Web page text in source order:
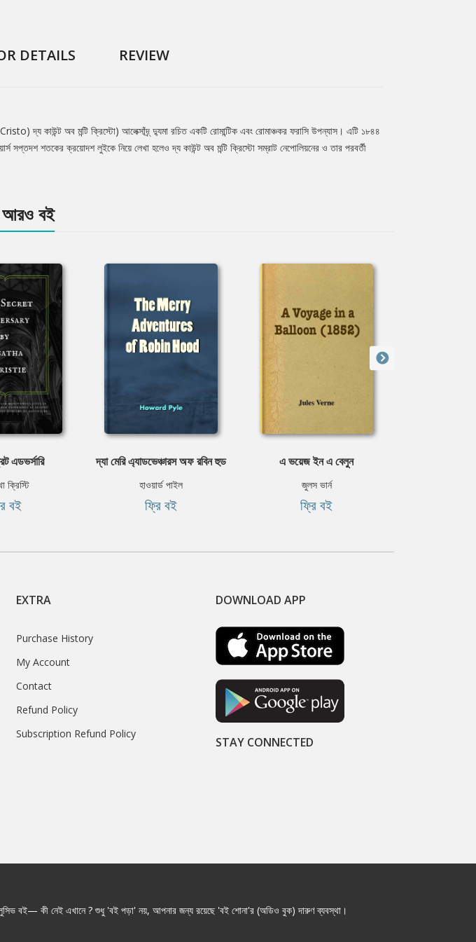
DETAILS REVIEW
অব মন্টি ক্রিস্টো) আলেক্সাঁদ্র্ দ্যুমা রচিত একটি রোমান্টিক এবং রোমাঞ্চকর ফরাসি উপন্যাস। এটি ১৮৪৪
সপ্তদশ শতকের ক্রয়োদশ লুইকে নিয়ে লেখা হলেও দ্য কাউন্ট অব মন্টি ক্রিস্টো সম্রাট নেপোলিয়নের ও তার পরবর্তী
বই
এডভর্সারি
ক্রিস্টি
বই
দ্যা মেরি এ্যাডভেঞ্চারস অফ রবিন হুড
হাওয়ার্ড পাইল
ফ্রি বই
এ ভয়েজ ইন এ বেলুন
জুলস ভার্ন
ফ্রি বই
EXTRA
Purchase History
My Account
Contact
Refund Policy
Subscription Refund Policy
DOWNLOAD APP
STAY CONNECTED
বই— কী নেই এখানে ? শুধু 'বই পড়া' নয়, আপনার জন্য রয়েছে 'বই শোনা'র (অডিও বুক) দারুণ ব্যবস্থা।